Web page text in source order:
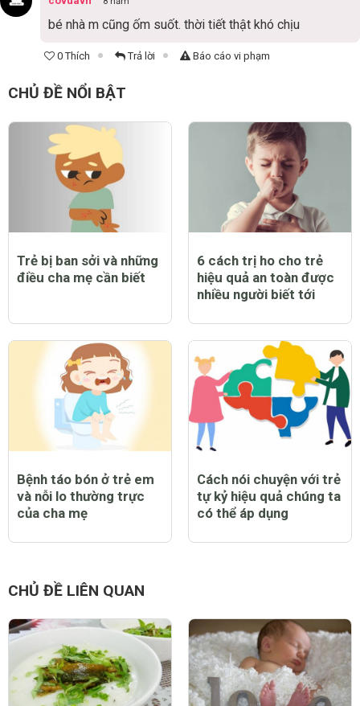
bé nhà m cũng ốm suốt. thời tiết thật khó chịu
0 Thích Trả lời Báo cáo vi phạm
CHỦ ĐỀ NỔI BẬT
Trẻ bị ban sởi và những
điều cha mẹ cần biết
6 cách trị ho cho trẻ
hiệu quả an toàn được
nhiều người biết tới
Bệnh táo bón ở trẻ em
và nỗi lo thường trực
của cha mẹ
Cách nói chuyện với trẻ
tự kỷ hiệu quả chúng ta
có thể áp dụng
CHỦ ĐỀ LIÊN QUAN